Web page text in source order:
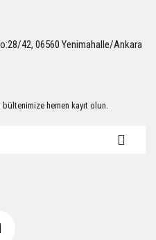
42, 06560 Yenimahalle/Ankara
bültenimize hemen kayıt olun.